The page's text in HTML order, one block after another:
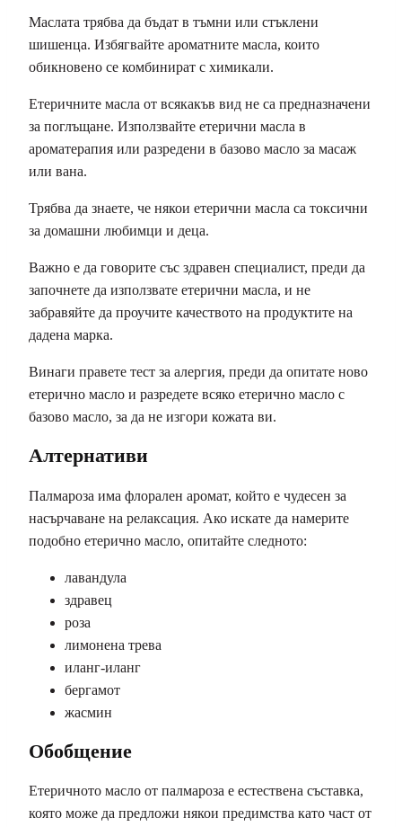
Маслата трябва да бъдат в тъмни или стъклени
шишенца. Избягвайте ароматните масла, които
обикновено се комбинират с химикали.
Етеричните масла от всякакъв вид не са предназначени
за поглъщане. Използвайте етерични масла в
ароматерапия или разредени в базово масло за масаж
или вана.
Трябва да знаете, че някои етерични масла са токсични
за домашни любимци и деца.
Важно е да говорите със здравен специалист, преди да
започнете да използвате етерични масла, и не
забравяйте да проучите качеството на продуктите на
дадена марка.
Винаги правете тест за алергия, преди да опитате ново
етерично масло и разредете всяко етерично масло с
базово масло, за да не изгори кожата ви.
Алтернативи
Палмароза има флорален аромат, който е чудесен за
насърчаване на релаксация. Ако искате да намерите
подобно етерично масло, опитайте следното:
лавандула
здравец
роза
лимонена трева
иланг-иланг
бергамот
жасмин
Обобщение
Етеричното масло от палмароза е естествена съставка,
която може да предложи някои предимства като част от